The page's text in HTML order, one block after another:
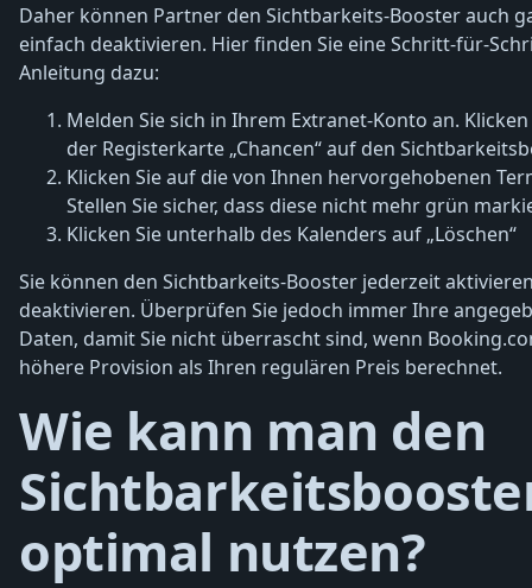
Daher können Partner den Sichtbarkeits-Booster auch
einfach deaktivieren. Hier finden Sie eine Schritt-für-
Anleitung dazu:
Melden Sie sich in Ihrem Extranet-Konto an.
der Registerkarte „Chancen“ auf den
Klicken Sie auf die von Ihnen hervorgehobenen
Stellen Sie sicher, dass diese nicht mehr grün
Klicken Sie unterhalb des Kalenders auf „Löschen“
Sie können den Sichtbarkeits-Booster jederzeit
deaktivieren. Überprüfen Sie jedoch immer Ihre
Daten, damit Sie nicht überrascht sind, wenn
höhere Provision als Ihren regulären Preis berechnet.
Wie kann man den
optimal nutzen?